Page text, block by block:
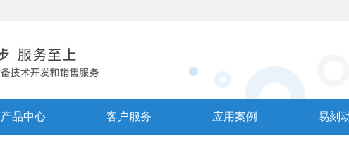
产品中心 客户服务 应用案例 易刻